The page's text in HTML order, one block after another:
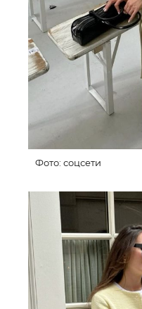
Фото: соцсети